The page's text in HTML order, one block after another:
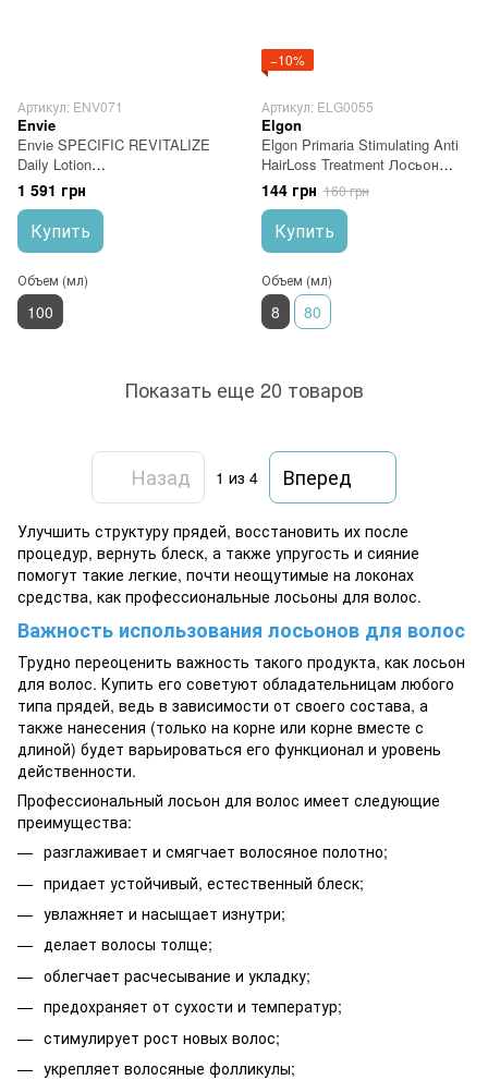
Артикул: ENV071
Envie
Envie SPECIFIC REVITALIZE
Daily Lotion
Восстанавливающий лосьон
1 591 грн
Купить
Объем (мл)
100
−10%
Артикул: ELG0055
Elgon
Elgon Primaria Stimulating Anti
HairLoss Treatment Лосьон
против выпадения волос 8 мл
144 грн 160 грн
Купить
Объем (мл)
8 80
Показать еще 20 товаров
Назад 1 из 4 Вперед
Улучшить структуру прядей, восстановить их после
процедур, вернуть блеск, а также упругость и сияние
помогут такие легкие, почти неощутимые на локонах
средства, как профессиональные лосьоны для волос.
Важность использования лосьонов для волос
Трудно переоценить важность такого продукта, как лосьон
для волос. Купить его советуют обладательницам любого
типа прядей, ведь в зависимости от своего состава, а
также нанесения (только на корне или корне вместе с
длиной) будет варьироваться его функционал и уровень
действенности.
Профессиональный лосьон для волос имеет следующие
преимущества:
разглаживает и смягчает волосяное полотно;
придает устойчивый, естественный блеск;
увлажняет и насыщает изнутри;
делает волосы толще;
облегчает расчесывание и укладку;
предохраняет от сухости и температур;
стимулирует рост новых волос;
укрепляет волосяные фолликулы;